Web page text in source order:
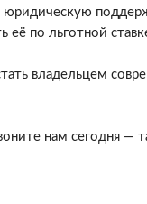
юридическую
по льготной
владельцем
нам сегодня —